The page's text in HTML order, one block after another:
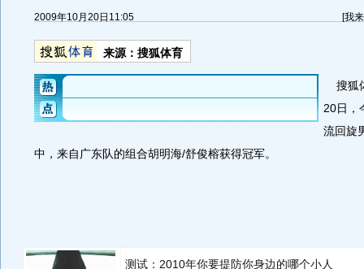
2009年10月20日11:05 [我
来源： 搜狐体育
搜狐
20日，
流回旋
中，来自广东队的组合胡明海/舒俊榕获得冠军。
测试：2010年你要提防你身边的哪个小人